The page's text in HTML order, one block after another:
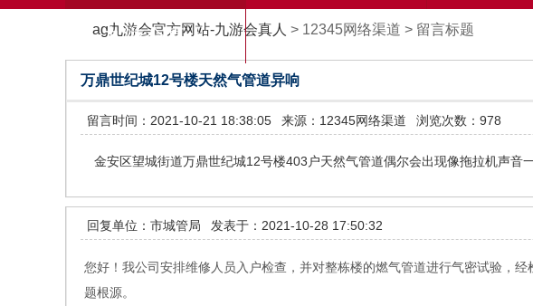
九游会真人
ag九游会官方网站-九游会真人 > 12345网络渠道 > 留言标题
万鼎世纪城12号楼天然气管道异响
留言时间：2021-10-21 18:38:05 来源：12345网络渠道 浏览次数：978
金安区望城街道万鼎世纪城12号楼403户天然气管道偶尔会出现像拖拉机声音
回复单位：市城管局 发表于：2021-10-28 17:50:32
您好！我公司安排维修人员入户检查，并对整栋楼的燃气管道进行气密试验，
题根源。